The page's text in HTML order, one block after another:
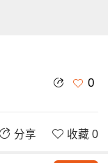
0
分享 收藏 0